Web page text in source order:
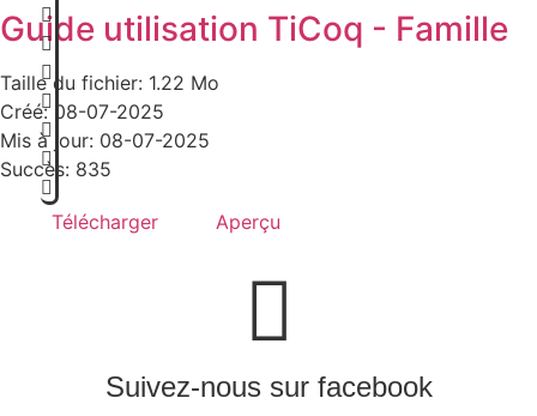
Guide utilisation TiCoq - Famille
Taille du fichier: 1.22 Mo
Créé: 08-07-2025
Mis à jour: 08-07-2025
Succès: 835
Télécharger Aperçu
Suivez-nous sur facebook